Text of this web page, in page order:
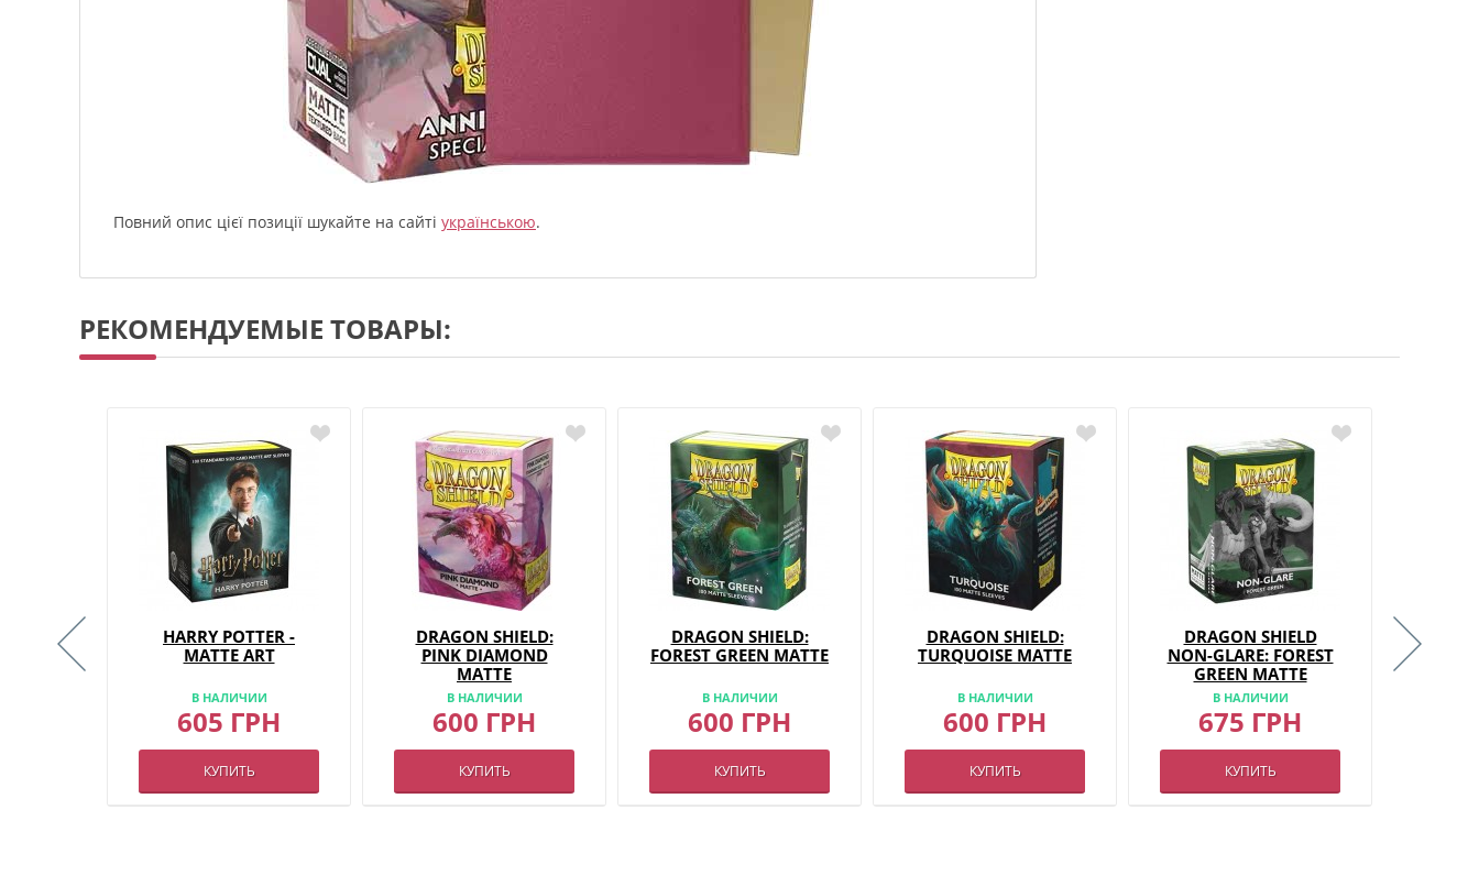
Повний опис цієї позиції шукайте на сайті українською.
РЕКОМЕНДУЕМЫЕ ТОВАРЫ:
HARRY POTTER -
MATTE ART
В НАЛИЧИИ
605 ГРН
КУПИТЬ
DRAGON SHIELD:
PINK DIAMOND
MATTE
В НАЛИЧИИ
600 ГРН
КУПИТЬ
DRAGON SHIELD:
FOREST GREEN MATTE
В НАЛИЧИИ
600 ГРН
КУПИТЬ
DRAGON SHIELD:
TURQUOISE MATTE
В НАЛИЧИИ
600 ГРН
КУПИТЬ
DRAGON SHIELD
NON-GLARE: FOREST
GREEN MATTE
В НАЛИЧИИ
675 ГРН
КУПИТЬ